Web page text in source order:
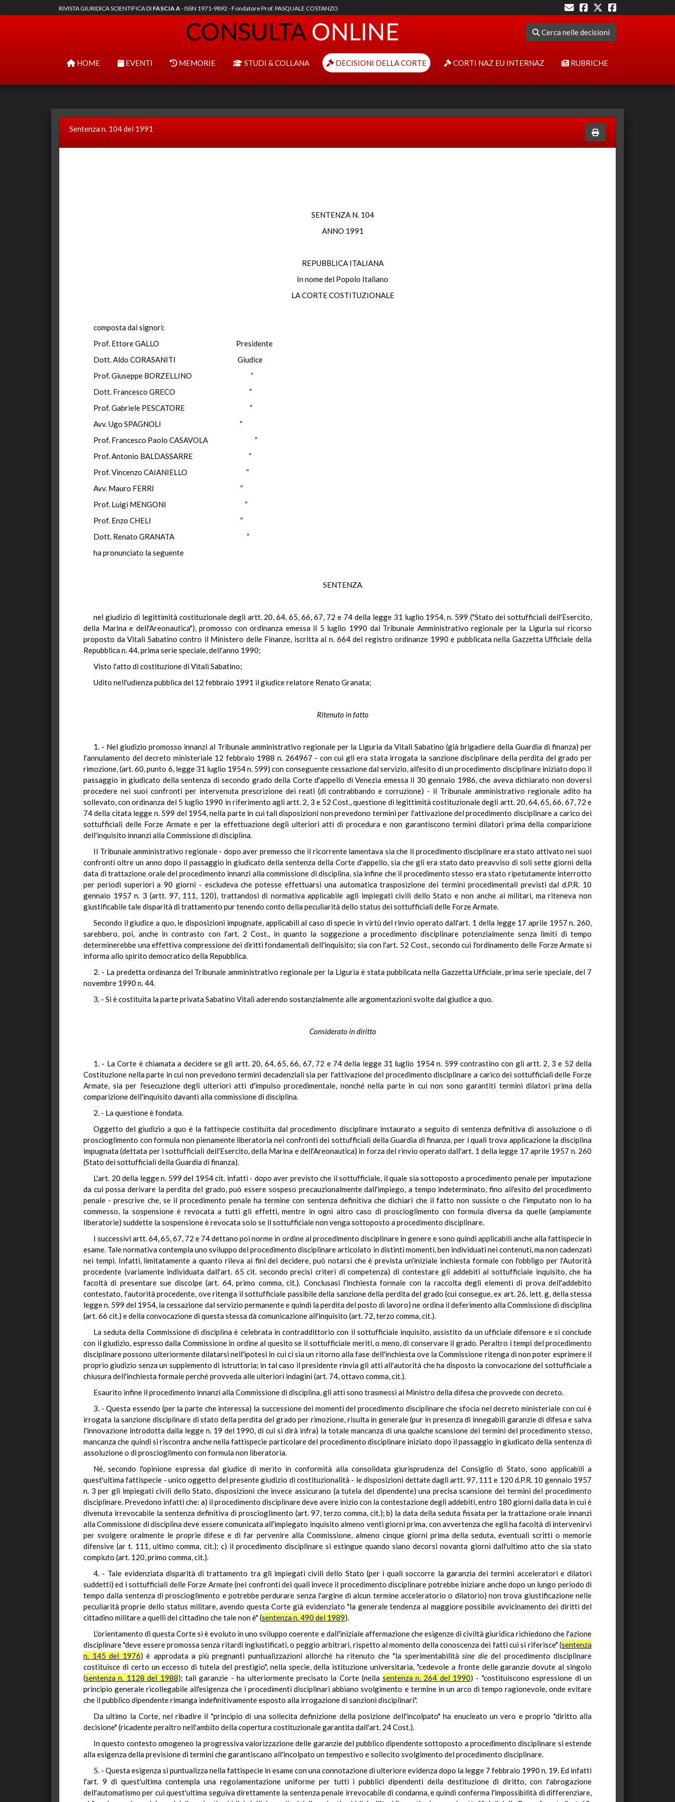
RIVISTA GIURIDICA SCIENTIFICA DI FASCIA A- ISSN 1971-9892 - Fondatore Prof. PASQUALE COSTANZO
Cerca nelle decisioni
HOME EVENTI MEMORIE STUDI & COLLANA DECISIONI DELLA CORTE CORTI NAZ EU INTERNAZ RUBRICHE
Sentenza n. 104 del 1991
SENTENZA N. 104
ANNO 1991
REPUBBLICA ITALIANA
In nome del Popolo Italiano
LA CORTE COSTITUZIONALE
composta dai signori:
Prof. Ettore GALLO Presidente
Dott. Aldo CORASANITI Giudice
Prof. Giuseppe BORZELLINO “
Dott. Francesco GRECO “
Prof. Gabriele PESCATORE “
Avv. Ugo SPAGNOLI “
Prof. Francesco Paolo CASAVOLA “
Prof. Antonio BALDASSARRE “
Prof. Vincenzo CAIANIELLO “
Avv. Mauro FERRI “
Prof. Luigi MENGONI “
Prof. Enzo CHELI “
Dott. Renato GRANATA “
ha pronunciato la seguente
SENTENZA
nel giudizio di legittimità costituzionale degli artt. 20, 64, 65, 66, 67, 72 e 74 della legge 31 luglio 1954, n. 599 ("Stato dei sottufficiali dell'Esercito,
della Marina e dell'Areonautica"), promosso con ordinanza emessa il 5 luglio 1990 dal Tribunale Amministrativo regionale per la Liguria sul ricorso
proposto da Vitali Sabatino contro il Ministero delle Finanze, iscritta al n. 664 del registro ordinanze 1990 e pubblicata nella Gazzetta Ufficiale della
Repubblica n. 44, prima serie speciale, dell'anno 1990;
Visto l'atto di costituzione di Vitali Sabatino;
Udito nell'udienza pubblica del 12 febbraio 1991 il giudice relatore Renato Granata;
Ritenuto in fatto
1. - Nel giudizio promosso innanzi al Tribunale amministrativo regionale per la Liguria da Vitali Sabatino (già brigadiere della Guardia di finanza) per
l'annulamento del decreto ministeriale 12 febbraio 1988 n. 264967 - con cui gli era stata irrogata la sanzione disciplinare della perdita del grado per
rimozione, (art. 60, punto 6, legge 31 luglio 1954 n. 599) con conseguente cessazione dal servizio, all'esito di un procedimento disciplinare iniziato dopo il
passaggio in giudicato della sentenza di secondo grado della Corte d'appello di Venezia emessa il 30 gennaio 1986, che aveva dichiarato non doversi
procedere nei suoi confronti per intervenuta prescrizione dei reati (di contrabbando e corruzione) - il Tribunale amministrativo regionale adito ha
sollevato, con ordinanza del 5 luglio 1990 in riferimento agli artt. 2, 3 e 52 Cost., questione di legittimità costituzionale degli artt. 20, 64, 65, 66, 67, 72 e
74 della citata legge n. 599 del 1954, nella parte in cui tali disposizioni non prevedono termini per l'attivazione del procedimento disciplinare a carico dei
sottufficiali delle Forze Armate e per la effettuazione degli ulteriori atti di procedura e non garantiscono termini dilatori prima della comparizione
dell'inquisito innanzi alla Commissione di disciplina.
Il Tribunale amministrativo regionale - dopo aver premesso che il ricorrente lamentava sia che il procedimento disciplinare era stato attivato nei suoi
confronti oltre un anno dopo il passaggio in giudicato della sentenza della Corte d'appello, sia che gli era stato dato preavviso di soli sette giorni della
data di trattazione orale del procedimento innanzi alla commissione di disciplina, sia infine che il procedimento stesso era stato ripetutamente interrotto
per periodi superiori a 90 giorni - escludeva che potesse effettuarsi una automatica trasposizione dei termini procedimentali previsti dal d.P.R. 10
gennaio 1957 n. 3 (artt. 97, 111, 120), trattandosi di normativa applicabile agli impiegati civili dello Stato e non anche ai militari, ma riteneva non
giustificabile tale disparità di trattamento pur tenendo conto della peculiarità dello status dei sottufficiali delle Forze Armate.
Secondo il giudice a quo, le disposizioni impugnate, applicabili al caso di specie in virtù del rinvio operato dall'art. 1 della legge 17 aprile 1957 n. 260,
sarebbero, poi, anche in contrasto con l'art. 2 Cost., in quanto la soggezione a procedimento disciplinare potenzialmente senza limiti di tempo
determinerebbe una effettiva compressione dei diritti fondamentali dell'inquisito; sia con l'art. 52 Cost., secondo cui l'ordinamento delle Forze Armate si
informa allo spirito democratico della Repubblica.
2. - La predetta ordinanza del Tribunale amministrativo regionale per la Liguria è stata pubblicata nella Gazzetta Ufficiale, prima serie speciale, del 7
novembre 1990 n. 44.
3. - Si è costituita la parte privata Sabatino Vitali aderendo sostanzialmente alle argomentazioni svolte dal giudice a quo.
Considerato in diritto
1. - La Corte è chiamata a decidere se gli artt. 20, 64, 65, 66, 67, 72 e 74 della legge 31 luglio 1954 n. 599 contrastino con gli artt. 2, 3 e 52 della
Costituzione nella parte in cui non prevedono termini decadenziali sia per l'attivazione del procedimento disciplinare a carico dei sottufficiali delle Forze
Armate, sia per l'esecuzione degli ulteriori atti d'impulso procedimentale, nonché nella parte in cui non sono garantiti termini dilatori prima della
comparizione dell'inquisito davanti alla commissione di disciplina.
2. - La questione è fondata.
Oggetto del giudizio a quo è la fattispecie costituita dal procedimento disciplinare instaurato a seguito di sentenza definitiva di assoluzione o di
proscioglimento con formula non pienamente liberatoria nei confronti dei sottufficiali della Guardia di finanza, per i quali trova applicazione la disciplina
impugnata (dettata per i sottufficiali dell'Esercito, della Marina e dell'Areonautica) in forza del rinvio operato dall'art. 1 della legge 17 aprile 1957 n. 260
(Stato dei sottufficiali della Guardia di finanza).
L'art. 20 della legge n. 599 del 1954 cit. infatti - dopo aver previsto che il sottufficiale, il quale sia sottoposto a procedimento penale per imputazione
da cui possa derivare la perdita del grado, può essere sospeso precauzionalmente dall'impiego, a tempo indeterminato, fino all'esito del procedimento
penale - prescrive che, se il procedimento penale ha termine con sentenza definitiva che dichiari che il fatto non sussiste o che l'imputato non lo ha
commesso, la sospensione è revocata a tutti gli effetti, mentre in ogni altro caso di proscioglimento con formula diversa da quelle (ampiamente
liberatorie) suddette la sospensione è revocata solo se il sottufficiale non venga sottoposto a procedimento disciplinare.
I successivi artt. 64, 65, 67, 72 e 74 dettano poi norme in ordine al procedimento disciplinare in genere e sono quindi applicabili anche alla fattispecie in
esame. Tale normativa contempla uno sviluppo del procedimento disciplinare articolato in distinti momenti, ben individuati nei contenuti, ma non cadenzati
nei tempi. Infatti, limitatamente a quanto rileva ai fini del decidere, può notarsi che è prevista un'iniziale inchiesta formale con l'obbligo per l'Autorità
procedente (variamente individuata dall'art. 65 cit. secondo precisi criteri di competenza) di contestare gli addebiti al sottufficiale inquisito, che ha
facoltà di presentare sue discolpe (art. 64, primo comma, cit.). Conclusasi l'inchiesta formale con la raccolta degli elementi di prova dell'addebito
contestato, l'autorità procedente, ove ritenga il sottufficiale passibile della sanzione della perdita del grado (cui consegue, ex art. 26, lett. g, della stessa
legge n. 599 del 1954, la cessazione dal servizio permanente e quindi la perdita del posto di lavoro) ne ordina il deferimento alla Commissione di disciplina
(art. 66 cit.) e della convocazione di questa stessa dà comunicazione all'inquisito (art. 72, terzo comma, cit.).
La seduta della Commissione di disciplina è celebrata in contraddittorio con il sottufficiale inquisito, assistito da un ufficiale difensore e si conclude
con il giudizio, espresso dalla Commissione in ordine al quesito se il sottufficiale meriti, o meno, di conservare il grado. Peraltro i tempi del procedimento
disciplinare possono ulteriormente dilatarsi nell'ipotesi in cui ci sia un ritorno alla fase dell'inchiesta ove la Commissione ritenga di non poter esprimere il
proprio giudizio senza un supplemento di istruttoria; in tal caso il presidente rinvia gli atti all'autorità che ha disposto la convocazione del sottufficiale a
chiusura dell'inchiesta formale perché provveda alle ulteriori indagini (art. 74, ottavo comma, cit.).
Esaurito infine il procedimento innanzi alla Commissione di disciplina, gli atti sono trasmessi al Ministro della difesa che provvede con decreto.
3. - Questa essendo (per la parte che interessa) la successione dei momenti del procedimento disciplinare che sfocia nel decreto ministeriale con cui è
irrogata la sanzione disciplinare di stato della perdita del grado per rimozione, risulta in generale (pur in presenza di innegabili garanzie di difesa e salva
l'innovazione introdotta dalla legge n. 19 del 1990, di cui si dirà infra) la totale mancanza di una qualche scansione dei termini del procedimento stesso,
mancanza che quindi si riscontra anche nella fattispecie particolare del procedimento disciplinare iniziato dopo il passaggio in giudicato della sentenza di
assoluzione o di proscioglimento con formula non liberatoria.
Né, secondo l'opinione espressa dal giudice di merito in conformità alla consolidata giurisprudenza del Consiglio di Stato, sono applicabili a
quest'ultima fattispecie - unico oggetto del presente giudizio di costituzionalità - le disposizioni dettate dagli artt. 97, 111 e 120 d.P.R. 10 gennaio 1957
n. 3 per gli impiegati civili dello Stato, disposizioni che invece assicurano (a tutela del dipendente) una precisa scansione dei termini del procedimento
disciplinare. Prevedono infatti che: a) il procedimento disciplinare deve avere inizio con la contestazione degli addebiti, entro 180 giorni dalla data in cui è
divenuta irrevocabile la sentenza definitiva di proscioglimento (art. 97, terzo comma, cit.); b) la data della seduta fissata per la trattazione orale innanzi
alla Commissione di disciplina deve essere comunicata all'impiegato inquisito almeno venti giorni prima, con avvertenza che egli ha facoltà di intervenirvi
per svolgere oralmente le proprie difese e di far pervenire alla Commissione, almeno cinque giorni prima della seduta, eventuali scritti o memorie
difensive (ar t. 111, ultimo comma, cit.); c) il procedimento disciplinare si estingue quando siano decorsi novanta giorni dall'ultimo atto che sia stato
compiuto (art. 120, primo comma, cit.).
4. - Tale evidenziata disparità di trattamento tra gli impiegati civili dello Stato (per i quali soccorre la garanzia dei termini acceleratori e dilatori
suddetti) ed i sottufficiali delle Forze Armate (nei confronti dei quali invece il procedimento disciplinare potrebbe iniziare anche dopo un lungo periodo di
tempo dalla sentenza di proscioglimento e potrebbe perdurare senza l'argine di alcun termine acceleratorio o dilatorio) non trova giustificazione nelle
peculiarità proprie dello status militare, avendo questa Corte già evidenziato "la generale tendenza al maggiore possibile avvicinamento dei diritti del
cittadino militare a quelli del cittadino che tale non è" (sentenza n. 490 del 1989).
L'orientamento di questa Corte si è evoluto in uno sviluppo coerente e dall'iniziale affermazione che esigenze di civiltà giuridica richiedono che l'azione
disciplinare "deve essere promossa senza ritardi ingiustificati, o peggio arbitrari, rispetto al momento della conoscenza dei fatti cui si riferisce" (sentenza
n. 145 del 1976) è approdata a più pregnanti puntualizzazioni allorché ha ritenuto che "la sperimentabilità sine diedel procedimento disciplinare
costituisce di certo un eccesso di tutela del prestigio", nella specie, della istituzione universitaria, "cedevole a fronte delle garanzie dovute al singolo
(sentenza n. 1128 del 1988); tali garanzie - ha ulteriormente precisato la Corte (nella sentenza n. 264 del 1990) - "costituiscono espressione di un
principio generale ricollegabile all'esigenza che i procedimenti disciplinari abbiano svolgimento e termine in un arco di tempo ragionevole, onde evitare
che il pubblico dipendente rimanga indefinitivamente esposto alla irrogazione di sanzioni disciplinari".
Da ultimo la Corte, nel ribadire il "principio di una sollecita definizione della posizione dell'incolpato" ha enucleato un vero e proprio "diritto alla
decisione" (ricadente peraltro nell'ambito della copertura costituzionale garantita dall'art. 24 Cost.).
In questo contesto omogeneo la progressiva valorizzazione delle garanzie del pubblico dipendente sottoposto a procedimento disciplinare si estende
alla esigenza della previsione di termini che garantiscano all'incolpato un tempestivo e sollecito svolgimento del procedimento disciplinare.
5. - Questa esigenza si puntualizza nella fattispecie in esame con una connotazione di ulteriore evidenza dopo la legge 7 febbraio 1990 n. 19. Ed infatti
l'art. 9 di quest'ultima contempla una regolamentazione uniforme per tutti i pubblici dipendenti della destituzione di diritto, con l'abrogazione
dell'automatismo per cui quest'ultima seguiva direttamente la sentenza penale irrevocabile di condanna, e quindi conferma l'impossibilità di differenziare,